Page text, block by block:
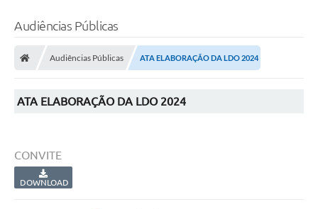
Audiências Públicas
Audiências Públicas ATA ELABORAÇÃO DA LDO 2024
ATA ELABORAÇÃO DA LDO 2024
CONVITE
DOWNLOAD